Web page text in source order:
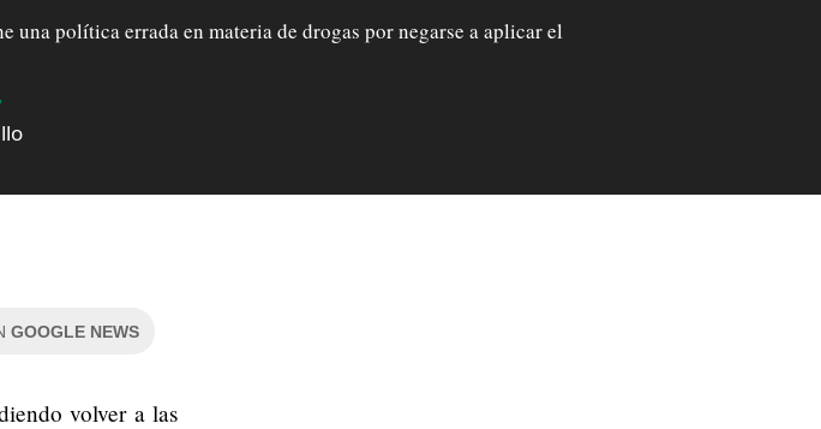
una política errada en materia de drogas por negarse a aplicar el
GOOGLE NEWS
volver a las